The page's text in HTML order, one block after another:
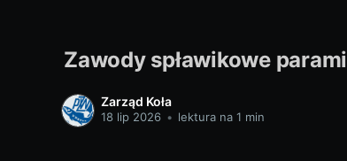
Zawody spławikowe parami
Zarząd Koła
18 lip 2026 • lektura na 1 min